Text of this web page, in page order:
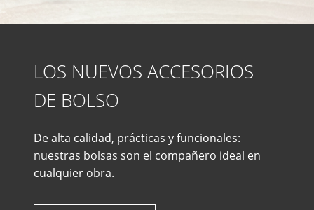
LOS NUEVOS ACCESORIOS
DE BOLSO
De alta calidad, prácticas y funcionales:
nuestras bolsas son el compañero ideal en
cualquier obra.